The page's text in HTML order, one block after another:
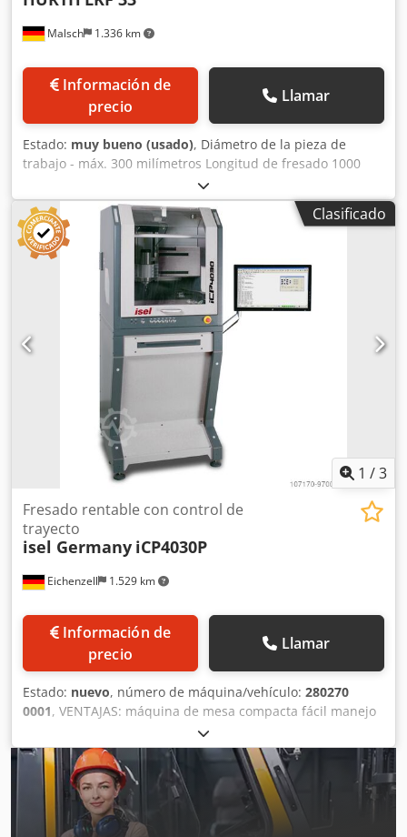
Malsch 1.336 km
Información de
precio
Llamar
Estado: muy bueno (usado), Diámetro de la pieza de
trabajo - máx. 300 milímetros Longitud de fresado 1000
mm longitud de sujeción 2400 mm Cabezal de husillo ISO
40 Distancia entre el husillo de trabajo y la superficie de
sujeción máx. 180 - 330 milímetros Área de sujeción 2410 x
375 mm Movimiento longitudinal 1000 mm Dedjzq Hl Sopfx
Apmsck Movimiento vertical del husillo de fresado 150 mm
Velocidad 45 – 500 rpm Peso aproximado de la máquina.
5,6 toneladas Requisito de espacio aprox. 3,0 x 1,6 x 1,9 m
Fresado de ranuras, fresado de múltiples ranuras, fresado
de estrías
Clasificado
1 /3
Eichenzell 1.529 km
Fresado rentable con control de
trayecto
isel Germany iCP4030P
Información de
precio
Llamar
Estado: nuevo, número de máquina/vehículo: 280270
0001, VENTAJAS: máquina de mesa compacta fácil manejo
Control de motor paso a paso de 3 ejes con
funcionamiento de trayectoria Husillos de bolas Motores
paso a paso bifásicos Software de control CNC incluido
Serie ICP - con accionamiento por motor paso a paso y
control de trayectoria Dodpfx Apelkbpzemeck GENERAL Las
máquinas CNC de la serie ICP son una evolución de la